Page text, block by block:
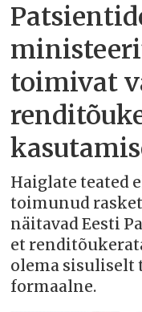
toimivat
Haiglate teated
toimunud
näitavad Eesti
et
olema sisuliselt
formaalne.